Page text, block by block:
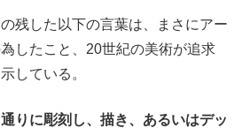
残した以下の言葉は、まさにアー
したこと、20世紀の美術が追求
している。
りに彫刻し、描き、あるいはデッ